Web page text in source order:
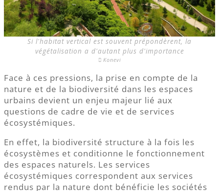
Si l'habitat vertical est souvent prépondèrent, la
végétalisation a d'autant plus d'importance
Konevi
Face à ces pressions, la prise en compte de la
nature et de la biodiversité dans les espaces
urbains devient un enjeu majeur lié aux
questions de cadre de vie et de services
écosystémiques.
En effet, la biodiversité structure à la fois les
écosystèmes et conditionne le fonctionnement
des espaces naturels. Les services
écosystémiques correspondent aux services
rendus par la nature dont bénéficie les sociétés